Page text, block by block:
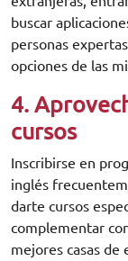
buscar
personas
opciones de las
4.
cursos
Inscribirse en
inglés
darte cursos
complementar
mejores casas